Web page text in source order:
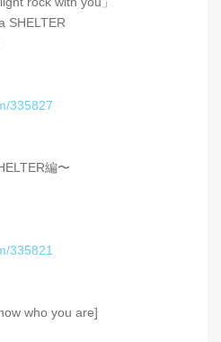
SHELTER
335827
編〜
335821
who you are]